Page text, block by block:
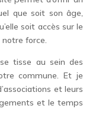
que soit son âge,
soit accès sur le
notre force.
tisse au sein des
commune. Et je
et leurs
et le temps